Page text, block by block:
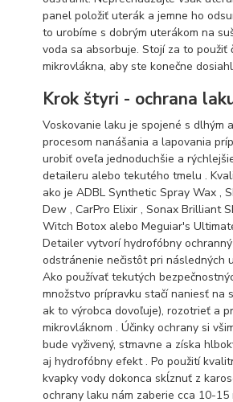
panel položiť uterák a jemne ho
to urobíme s dobrým uterákom na
voda sa absorbuje. Stojí za to použiť
mikrovlákna, aby ste konečne
Krok štyri - ochrana
Voskovanie laku je spojené s dlhým
procesom nanášania a lapovania
urobiť oveľa jednoduchšie a
detaileru alebo tekutého tmelu .
ako je ADBL Synthetic Spray Wax ,
Dew , CarPro Elixir , Sonax Brilliant
Witch Botox alebo Meguiar's
Detailer vytvorí hydrofóbny
odstránenie nečistôt pri následných
Ako používať tekutých
množstvo prípravku stačí naniesť na
ak to výrobca dovoľuje), rozotrieť a
mikrovláknom . Účinky ochrany si
bude vyživený, stmavne a získa
aj hydrofóbny efekt . Po použití
kvapky vody dokonca skĺznuť z
ochrany laku nám zaberie cca 10-